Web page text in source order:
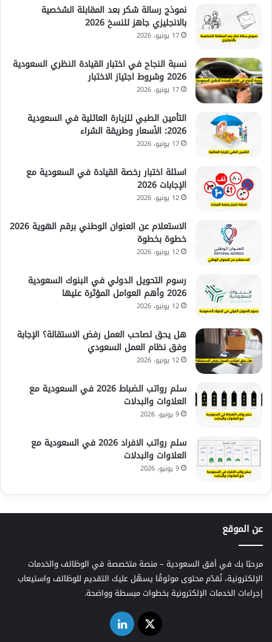
نموذج رسالة شكر بعد المقابلة الشخصية
بالانجليزي جاهز للنسخ 2026
17 يونيو، 2026
نسبة النجاح في اختبار القيادة النظري السعودية
2026 وشروط اجتياز الاختبار
17 يونيو، 2026
التأمين الطبي للزيارة العائلية في السعودية
2026: الأسعار وطريقة الشراء
17 يونيو، 2026
اسئلة اختبار رخصة القيادة في السعودية مع
الإجابات 2026
12 يونيو، 2026
الاستعلام عن العنوان الوطني برقم الهوية 2026
خطوة بخطوة
12 يونيو، 2026
رسوم التحويل الدولي في البنوك السعودية
2026 وأهم العوامل المؤثرة عليها
12 يونيو، 2026
هل يحق لصاحب العمل رفض الاستقالة؟ الإجابة
وفق نظام العمل السعودي
12 يونيو، 2026
سلم رواتب الضباط 2026 في السعودية مع
العلاوات والبدلات
9 يونيو، 2026
سلم رواتب الافراد 2026 في السعودية مع
العلاوات والبدلات
9 يونيو، 2026
عن الموقع
مرحبًا بك في أفق السعودية – منصة متخصصة في الوظائف والخدمات
الإلكترونية، نُقدّم محتوى موثوقًا يسهّل عليك التقديم للوظائف واستيعاب
إجراءات الخدمات الإلكترونية بخطوات مبسطة وواضحة.
‫X لينكدإن